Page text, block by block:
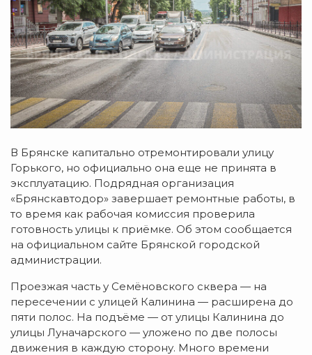
В Брянске капитально отремонтировали улицу
Горького, но официально она еще не принята в
эксплуатацию. Подрядная организация
«Брянскавтодор» завершает ремонтные работы, в
то время как рабочая комиссия проверила
готовность улицы к приёмке. Об этом сообщается
на официальном сайте Брянской городской
администрации.
Проезжая часть у Семёновского сквера — на
пересечении с улицей Калинина — расширена до
пяти полос. На подъёме — от улицы Калинина до
улицы Луначарского — уложено по две полосы
движения в каждую сторону. Много времени